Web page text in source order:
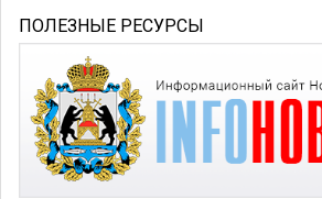
ПОЛЕЗНЫЕ РЕСУРСЫ